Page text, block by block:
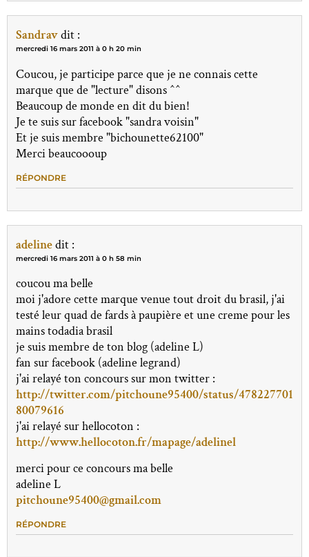
Sandravdit :
mercredi 16 mars 2011 à 0 h 20 min
Coucou, je participe parce que je ne connais cette
marque que de "lecture" disons ^^
Beaucoup de monde en dit du bien!
Je te suis sur facebook "sandra voisin"
Et je suis membre "bichounette62100"
Merci beaucoooup
RÉPONDRE
adelinedit :
mercredi 16 mars 2011 à 0 h 58 min
coucou ma belle
moi j'adore cette marque venue tout droit du brasil, j'ai
testé leur quad de fards à paupière et une creme pour les
mains todadia brasil
je suis membre de ton blog (adeline L)
fan sur facebook (adeline legrand)
j'ai relayé ton concours sur mon twitter :
http://twitter.com/pitchoune95400/status/478227701
80079616
j'ai relayé sur hellocoton :
http://www.hellocoton.fr/mapage/adelinel
merci pour ce concours ma belle
adeline L
pitchoune95400@gmail.com
RÉPONDRE